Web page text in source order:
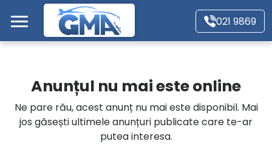
Mergi direct la conținutul principal
021 9869
Autoturisme
Motociclete
Anunțul nu mai este online
Ne pare rău, acest anunț nu mai este disponibil. Mai
jos găsești ultimele anunțuri publicate care te-ar
putea interesa.